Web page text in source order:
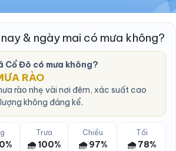
& ngày mai có mưa không?
Cổ Đô có mưa không?
RÀO
rào nhẹ vài nơi đêm, xác suất cao
không đáng kể.
Trưa
🌧️ 100%
Chiều
🌧️ 97%
Tối
🌧️ 78%